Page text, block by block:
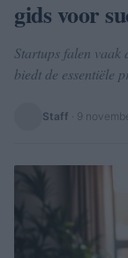
gids voor
Startups falen vaak
biedt de essentiële
Staff 9